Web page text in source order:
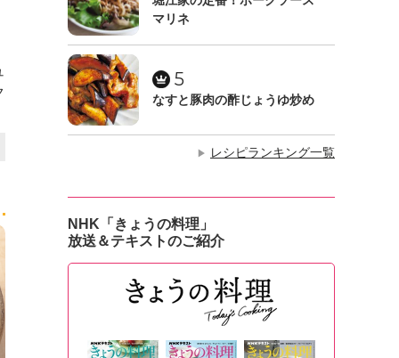
マリネ
5
なすと豚肉の酢じょうゆ炒め
▶ レシピランキング一覧
NHK「きょうの料理」
放送＆テキストのご紹介